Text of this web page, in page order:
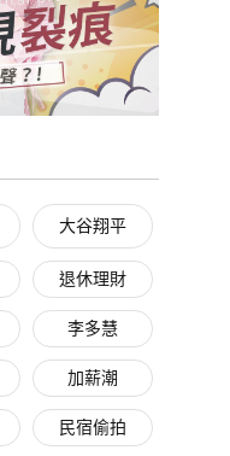
大谷翔平
退休理財
李多慧
加薪潮
民宿偷拍